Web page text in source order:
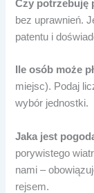
Czy potrzebuję
bez uprawnień.
patentu i
Ile osób może
miejsc). Podaj
wybór jednostki.
Jaka jest
porywistego
nami –
rejsem.